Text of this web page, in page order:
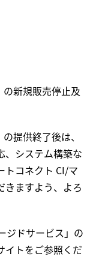
新規販売停止及
提供終了後は、
、システム構築な
トコネクト CI/マ
きますよう、よろ
ジドサービス」の
イトをご参照くだ